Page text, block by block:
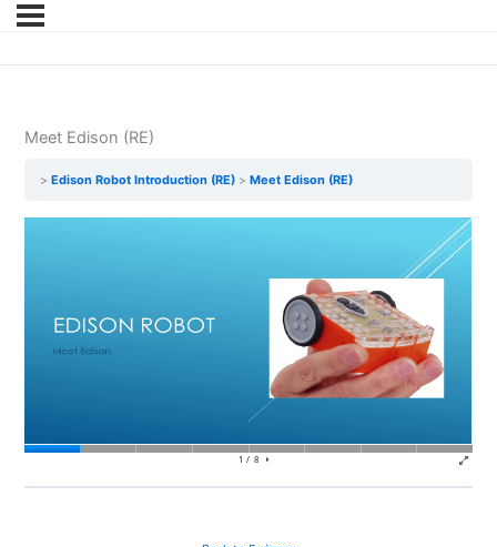
Meet Edison (RE)
Edison Robot Introduction (RE) Meet Edison (RE)